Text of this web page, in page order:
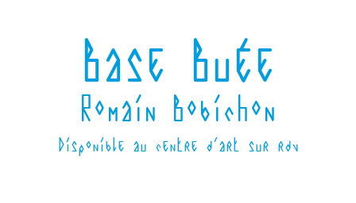
Base Buée
Romain Bobichon
Disponible au centre d'art sur rdv